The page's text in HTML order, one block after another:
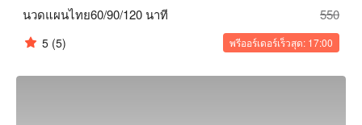
นวดแผนไทย60/90/120 นาที
550
5 (5) พรีออร์เดอร์เร็วสุด: 17:00